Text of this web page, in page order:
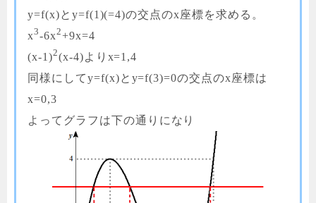
y=f(x)とy=f(1)(=4)の交点のx座標を求める。
x3-6x2+9x=4
(x-1)2(x-4)よりx=1,4
同様にしてy=f(x)とy=f(3)=0の交点のx座標は
x=0,3
よってグラフは下の通りになり